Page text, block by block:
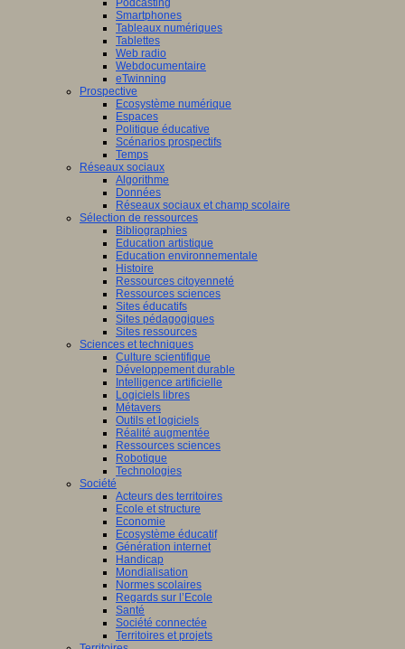
Podcasting
Smartphones
Tableaux numériques
Tablettes
Web radio
Webdocumentaire
eTwinning
Prospective
Ecosystème numérique
Espaces
Politique éducative
Scénarios prospectifs
Temps
Réseaux sociaux
Algorithme
Données
Réseaux sociaux et champ scolaire
Sélection de ressources
Bibliographies
Education artistique
Education environnementale
Histoire
Ressources citoyenneté
Ressources sciences
Sites éducatifs
Sites pédagogiques
Sites ressources
Sciences et techniques
Culture scientifique
Développement durable
Intelligence artificielle
Logiciels libres
Métavers
Outils et logiciels
Réalité augmentée
Ressources sciences
Robotique
Technologies
Société
Acteurs des territoires
Ecole et structure
Economie
Ecosystème éducatif
Génération internet
Handicap
Mondialisation
Normes scolaires
Regards sur l’Ecole
Santé
Société connectée
Territoires et projets